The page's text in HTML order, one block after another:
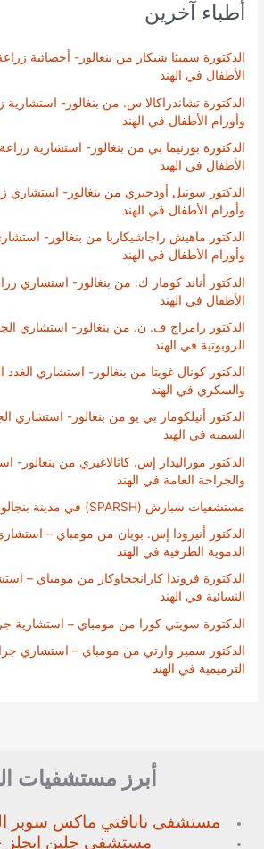
أطباء آخرين
الدكتورة سميثا شيكار من بنغالور- أخصائية
الأطفال في الهند
الدكتورة تشاندراكالا س. من بنغالور- استشارية
وأورام الأطفال في الهند
الدكتورة بورنيما بي من بنغالور- استشارية
الأطفال في الهند
الدكتور سونيل أودجيري من بنغالور- استشاري
وأورام الأطفال في الهند
الدكتور ماهيش راجاشيكاريا من بنغالور-
وأورام الأطفال في الهند
الدكتور أناند كومار ك. من بنغالور- استشاري
الأطفال في الهند
الدكتور رامراج ف. ن. من بنغالور- استشاري
الروبوتية في الهند
الدكتور كونال غوبتا من بنغالور- استشاري الغدد
والسكري في الهند
الدكتور أنيلكومار بي يو من بنغالور- استشاري
السمنة في الهند
الدكتور موراليدار إس. كاثالاغيري من
والجراحة العامة في الهند
مستشفيات سبارش (SPARSH) في مدينة بنجالور
الدكتور أنيرودا إس. بويان من مومباي –
الدموية الطرفية في الهند
الدكتورة فروندا كارانججاوكار من مومباي –
النسائية في الهند
الدكتورة سويتي كورا من مومباي – استشارية
الدكتور سمير وارتي من مومباي – استشاري
الترميمية في الهند
أبرز مستشفيات
مستشفى نانافتي ماكس سوبر
مستشفى جلين إيجلز